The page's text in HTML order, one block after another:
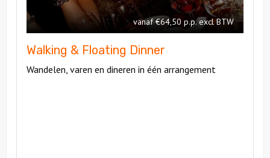
Dinner
vanaf €64,50 p.p. excl BTW
Walking & Floating Dinner
Wandelen, varen en dineren in één arrangement